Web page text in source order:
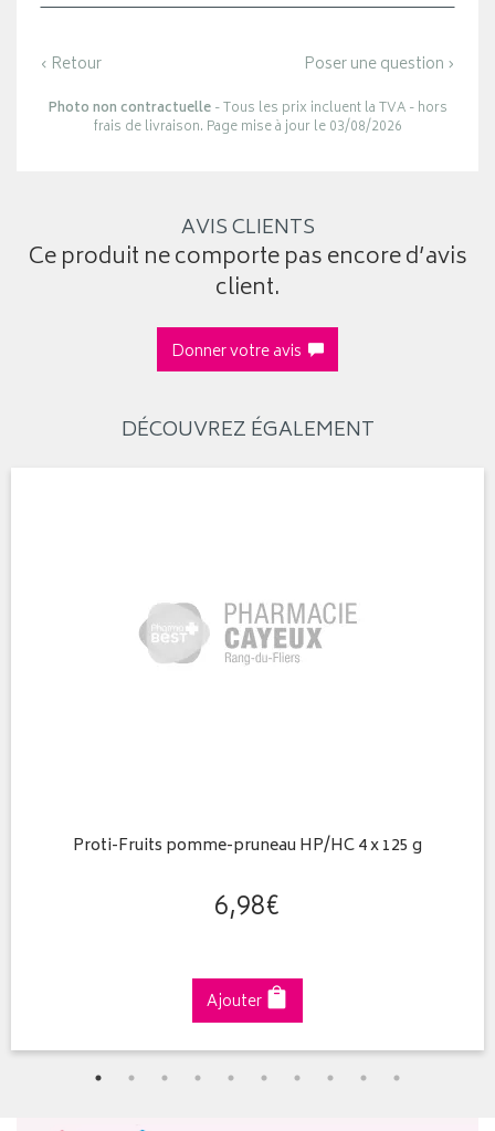
‹ Retour Poser une question ›
Photo non contractuelle- Tous les prix incluent la TVA - hors
frais de livraison. Page mise à jour le 03/08/2026
AVIS CLIENTS
Ce produit ne comporte pas encore d’avis
client.
Donner votre avis
DÉCOUVREZ ÉGALEMENT
Proti-Fruits pomme-pruneau HP/HC 4 x 125 g
6,98€
Ajouter